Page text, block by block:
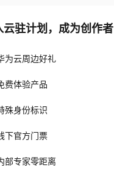
云驻计划，成为创作者
为云周边好礼
费体验产品
殊身份标识
下官方门票
部专家零距离